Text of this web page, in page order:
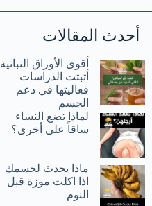
أحدث المقالات
أقوى الأوراق النباتية
أثبتت الدراسات
فعاليتها في دعم
الجسم
لماذا تضع النساء
ساقاً على أخرى؟
ماذا يحدث لجسمك
اذا اكلت موزة قبل
النوم